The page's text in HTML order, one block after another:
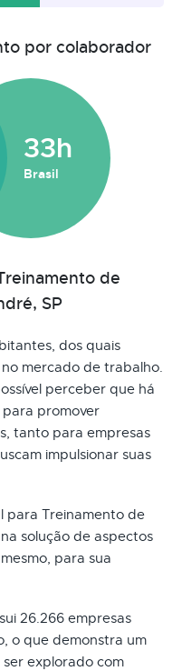
por colaborador
33h
Brasil
de
SP
dos quais
mercado de trabalho.
perceber que há
promover
tanto para empresas
impulsionar suas
para Treinamento de
solução de aspectos
para sua
26.266 empresas
o que demonstra um
explorado com